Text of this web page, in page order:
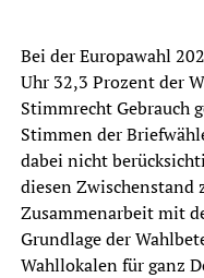
Bei der Europawahl
Uhr 32,3 Prozent der
Stimmrecht Gebrauch
Stimmen der
dabei nicht
diesen
Zusammenarbeit mit
Grundlage der
Wahllokalen für ganz